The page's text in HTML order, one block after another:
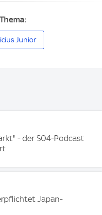
Junior
- der S04-Podcast
Japan-